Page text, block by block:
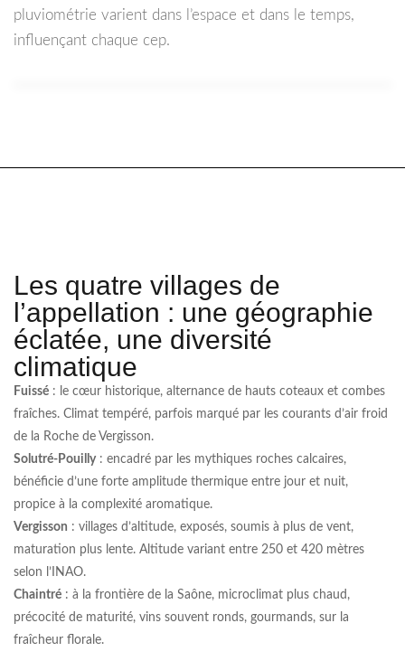
pluviométrie varient dans l’espace et dans le temps,
influençant chaque cep.
Les quatre villages de
l’appellation : une géographie
éclatée, une diversité
climatique
Fuissé : le cœur historique, alternance de hauts coteaux et combes
fraîches. Climat tempéré, parfois marqué par les courants d’air froid
de la Roche de Vergisson.
Solutré-Pouilly: encadré par les mythiques roches calcaires,
bénéficie d’une forte amplitude thermique entre jour et nuit,
propice à la complexité aromatique.
Vergisson : villages d’altitude, exposés, soumis à plus de vent,
maturation plus lente. Altitude variant entre 250 et 420 mètres
selon l’INAO.
Chaintré : à la frontière de la Saône, microclimat plus chaud,
précocité de maturité, vins souvent ronds, gourmands, sur la
fraîcheur florale.